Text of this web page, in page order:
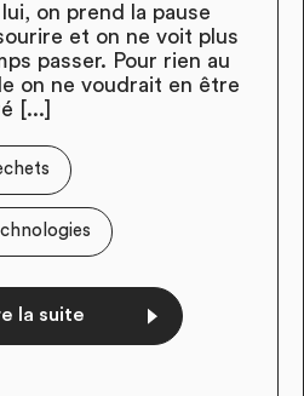
on prend la pause
et on ne voit plus
passer. Pour rien au
on ne voudrait en être
[...]
la suite